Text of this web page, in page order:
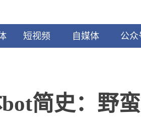
短视频 自媒体 公众
简史：野